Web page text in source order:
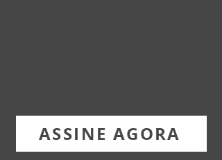
ASSINE AGORA